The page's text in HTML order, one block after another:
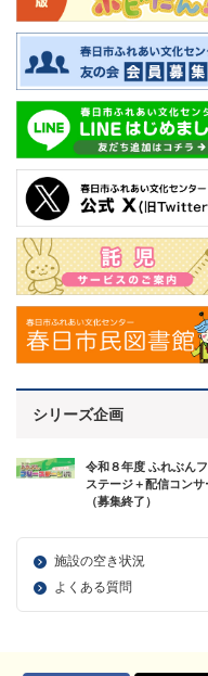
シリーズ企画
令和８年度 ふれぶん
ステージ＋配信コンサ
（募集終了）
施設の空き状況
よくある質問